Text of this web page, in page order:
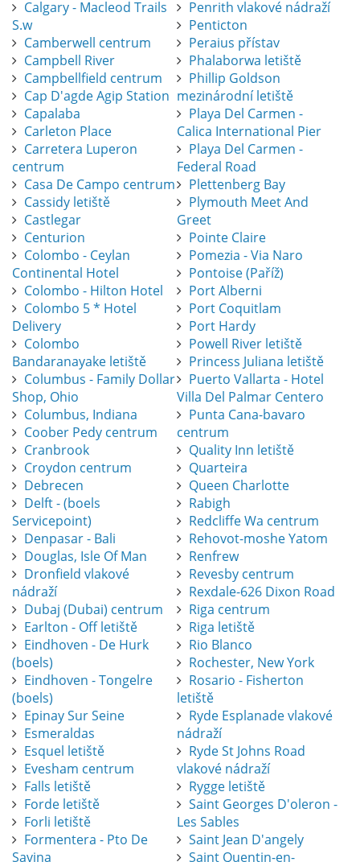
Calgary - Macleod Trails
S.w
Camberwell centrum
Campbell River
Campbellfield centrum
Cap D'agde Agip Station
Capalaba
Carleton Place
Carretera Luperon
centrum
Casa De Campo centrum
Cassidy letiště
Castlegar
Centurion
Colombo - Ceylan
Continental Hotel
Colombo - Hilton Hotel
Colombo 5 * Hotel
Delivery
Colombo
Bandaranayake letiště
Columbus - Family Dollar
Shop, Ohio
Columbus, Indiana
Coober Pedy centrum
Cranbrook
Croydon centrum
Debrecen
Delft - (boels
Servicepoint)
Denpasar - Bali
Douglas, Isle Of Man
Dronfield vlakové
nádraží
Dubaj (Dubai) centrum
Earlton - Off letiště
Eindhoven - De Hurk
(boels)
Eindhoven - Tongelre
(boels)
Epinay Sur Seine
Esmeraldas
Esquel letiště
Evesham centrum
Falls letiště
Forde letiště
Forli letiště
Formentera - Pto De
Savina
Penrith vlakové nádraží
Penticton
Peraius přístav
Phalaborwa letiště
Phillip Goldson
mezinárodní letiště
Playa Del Carmen -
Calica International Pier
Playa Del Carmen -
Federal Road
Plettenberg Bay
Plymouth Meet And
Greet
Pointe Claire
Pomezia - Via Naro
Pontoise (Paříž)
Port Alberni
Port Coquitlam
Port Hardy
Powell River letiště
Princess Juliana letiště
Puerto Vallarta - Hotel
Villa Del Palmar Centero
Punta Cana-bavaro
centrum
Quality Inn letiště
Quarteira
Queen Charlotte
Rabigh
Redcliffe Wa centrum
Rehovot-moshe Yatom
Renfrew
Revesby centrum
Rexdale-626 Dixon Road
Riga centrum
Riga letiště
Rio Blanco
Rochester, New York
Rosario - Fisherton
letiště
Ryde Esplanade vlakové
nádraží
Ryde St Johns Road
vlakové nádraží
Rygge letiště
Saint Georges D'oleron -
Les Sables
Saint Jean D'angely
Saint Quentin-en-